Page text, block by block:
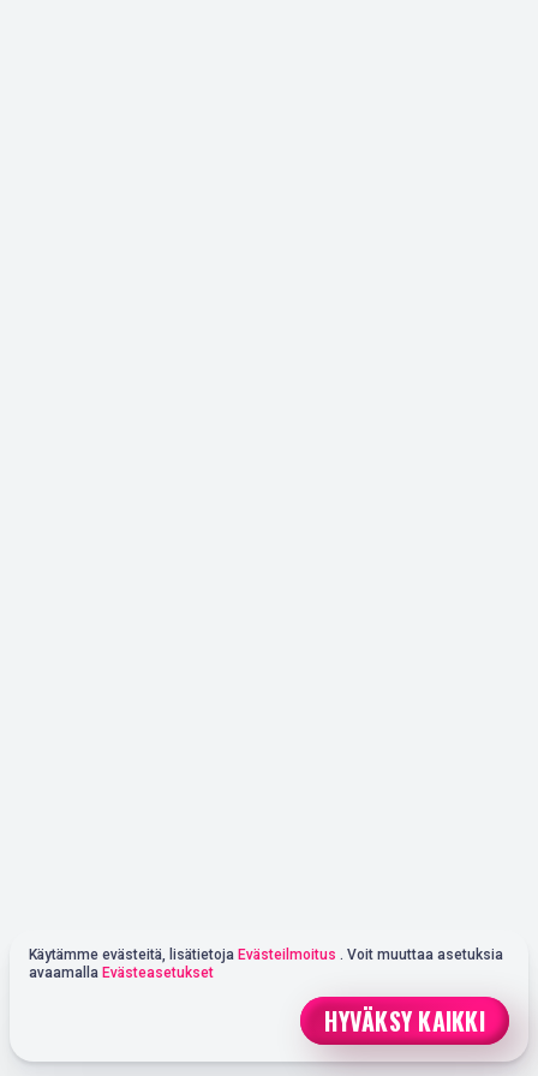
Käytämme evästeitä, lisätietoja Evästeilmoitus . Voit muuttaa asetuksia
avaamalla Evästeasetukset
HYVÄKSY KAIKKI